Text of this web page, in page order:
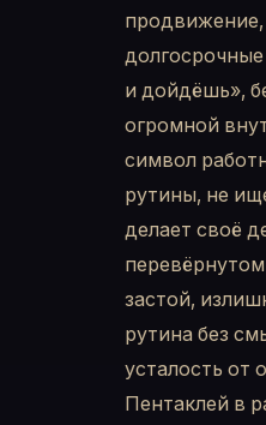
и дойдёшь»,
огромной
символ
рутины, не
делает своё
застой,
рутина без
усталость от
Пентаклей в